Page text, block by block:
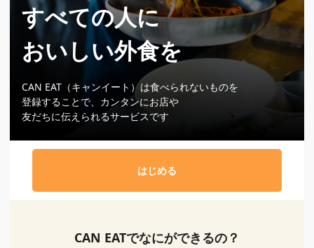
すべての人に
おいしい外食を
CAN EAT（キャンイート）は食べられないものを
登録することで、カンタンにお店や
友だちに伝えられるサービスです
はじめる
CAN EATでなにができるの？